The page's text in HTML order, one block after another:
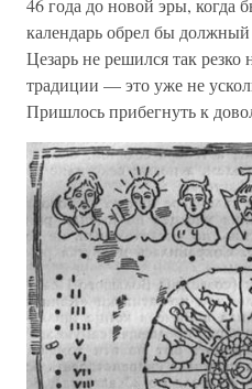
46 года до новой эры, когда
календарь обрел бы
Цезарь не решился так
традиции — это уже не
Пришлось прибегнуть к